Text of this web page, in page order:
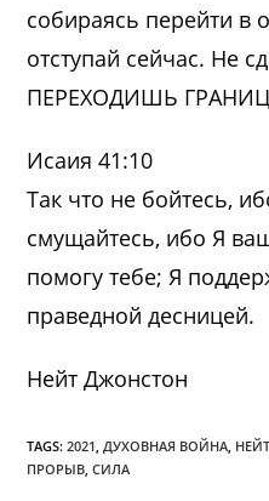
собираясь перейти в
отступай сейчас. Не
ПЕРЕХОДИШЬ
Исаия 41:10
Так что не бойтесь,
смущайтесь, ибо Я
помогу тебе; Я
праведной десницей.
Нейт Джонстон
TAGS:2021 ДУХОВНАЯ ВОЙНА
ПРОРЫВ СИЛА